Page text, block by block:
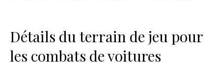
Détails du terrain de jeu pour
les combats de voitures